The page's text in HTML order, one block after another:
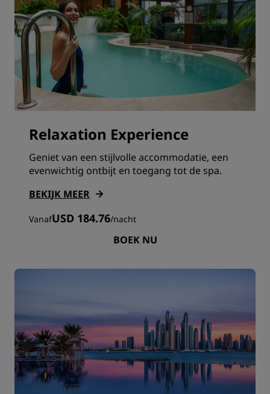
Relaxation Experience
Geniet van een stijlvolle accommodatie, een
evenwichtig ontbijt en toegang tot de spa.
BEKIJK MEER
VanafUSD 184.76/nacht
BOEK NU